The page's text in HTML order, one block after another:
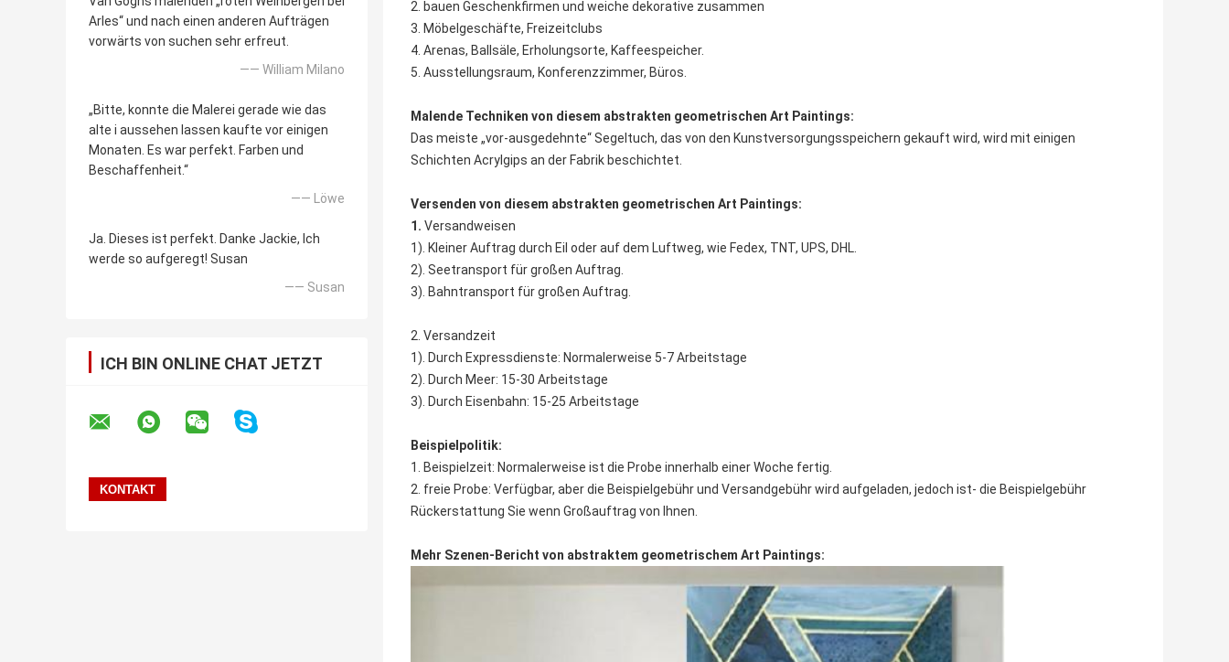
Arles“ und nach einen anderen Aufträgen
vorwärts von suchen sehr erfreut.
—— William Milano
„Bitte, konnte die Malerei gerade wie das
alte i aussehen lassen kaufte vor einigen
Monaten. Es war perfekt. Farben und
Beschaffenheit.“
—— Löwe
Ja. Dieses ist perfekt. Danke Jackie, Ich
werde so aufgeregt! Susan
—— Susan
ICH BIN ONLINE CHAT JETZT
2. bauen Geschenkfirmen und weiche dekorative zusammen
3. Möbelgeschäfte, Freizeitclubs
4. Arenas, Ballsäle, Erholungsorte, Kaffeespeicher.
5. Ausstellungsraum, Konferenzzimmer, Büros.
Malende Techniken von diesem abstrakten geometrischen Art Paintings:
Das meiste „vor-ausgedehnte“ Segeltuch, das von den Kunstversorgungsspeichern gekauft wird, wird mit einigen
Schichten Acrylgips an der Fabrik beschichtet.
Versenden von diesem abstrakten geometrischen Art Paintings:
1. Versandweisen
1). Kleiner Auftrag durch Eil oder auf dem Luftweg, wie Fedex, TNT, UPS, DHL.
2). Seetransport für großen Auftrag.
3). Bahntransport für großen Auftrag.
2. Versandzeit
1). Durch Expressdienste: Normalerweise 5-7 Arbeitstage
2). Durch Meer: 15-30 Arbeitstage
3). Durch Eisenbahn: 15-25 Arbeitstage
Beispielpolitik:
1. Beispielzeit: Normalerweise ist die Probe innerhalb einer Woche fertig.
2. freie Probe: Verfügbar, aber die Beispielgebühr und Versandgebühr wird aufgeladen, jedoch ist- die Beispielgebühr
Rückerstattung Sie wenn Großauftrag von Ihnen.
Mehr Szenen-Bericht von abstraktem geometrischem Art Paintings: